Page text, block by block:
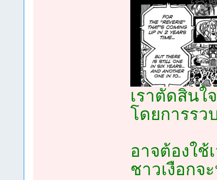
เราตัดสินใ
โดยการรว
อาจต้องใช้
ชาวเงือกจ